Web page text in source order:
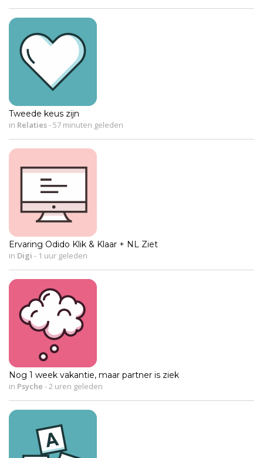
Tweede keus zijn
in Relaties-57 minuten geleden
Ervaring Odido Klik & Klaar + NL Ziet
in Digi - 1 uur geleden
Nog 1 week vakantie, maar partner is ziek
in Psyche - 2 uren geleden